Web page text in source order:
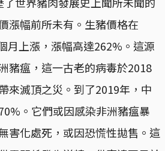
漲幅前所未有。生豬價格在
月上漲，漲幅高達262%。這源
瘟，這一古老的病毒於2018
來滅頂之災。到了2019年，中
。它們或因感染非洲豬瘟暴
害化處死，或因恐慌性拋售。這